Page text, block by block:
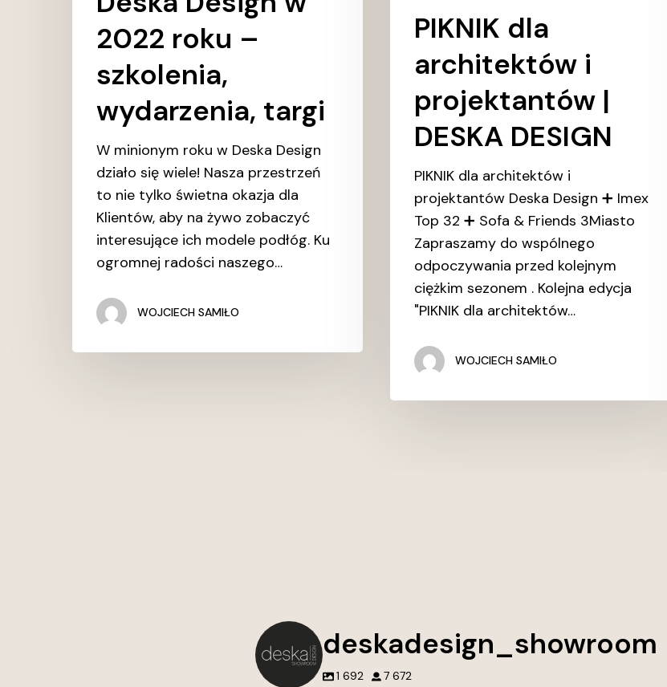
2022 roku –
szkolenia,
wydarzenia, targi
W minionym roku w Deska Design
działo się wiele! Nasza przestrzeń
to nie tylko świetna okazja dla
Klientów, aby na żywo zobaczyć
interesujące ich modele podłóg. Ku
ogromnej radości naszego…
WOJCIECH SAMIŁO
PIKNIK dla
architektów i
projektantów |
DESKA DESIGN
PIKNIK dla architektów i
projektantów Deska Design ➕ Imex
Top 32 ➕ Sofa & Friends 3Miasto
Zapraszamy do wspólnego
odpoczywania przed kolejnym
ciężkim sezonem . Kolejna edycja
"PIKNIK dla architektów…
WOJCIECH SAMIŁO
deskadesign_showroom
1 692 7 672